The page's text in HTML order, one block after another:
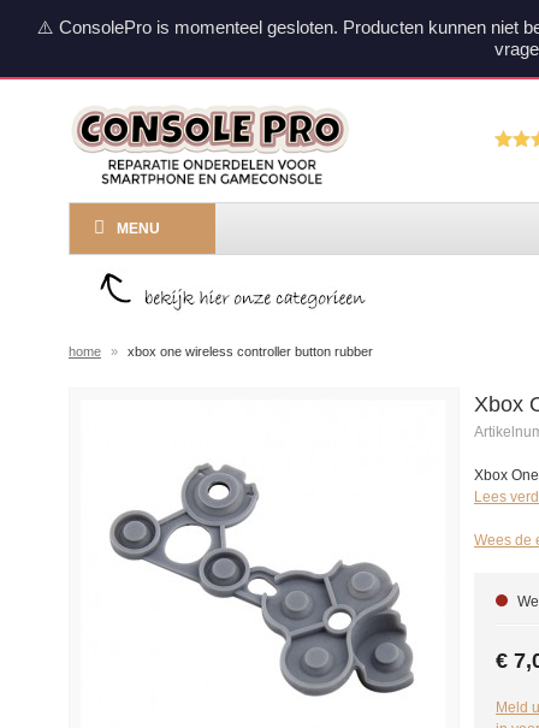
⚠️ ConsolePro is momenteel gesloten. Producten kunnen niet
MENU
home » xbox one wireless controller button rubber
Xbox
Xbox
Lees
Wees de
€
Meld